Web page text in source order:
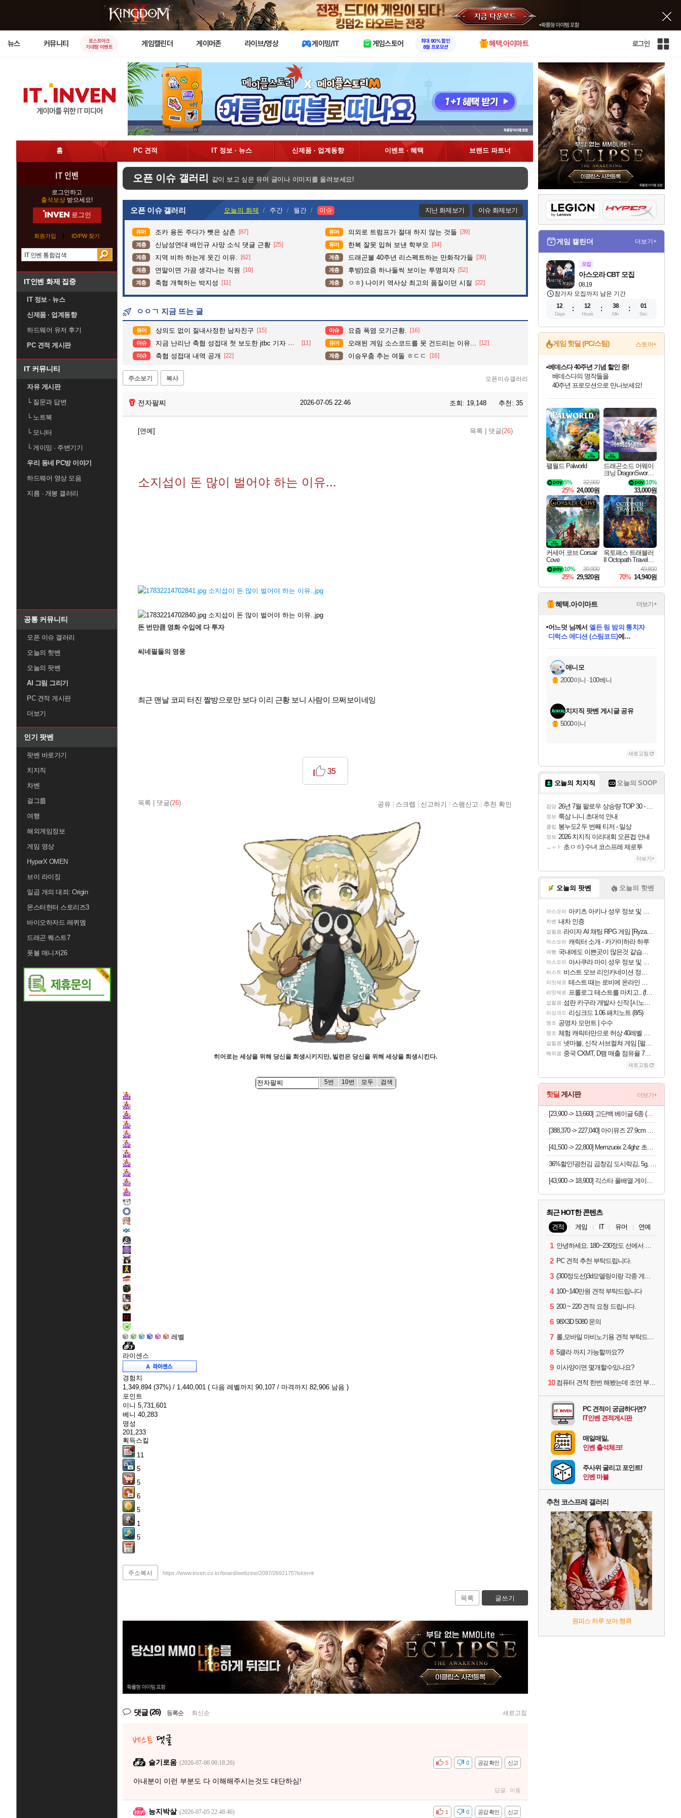
X
뉴스 커뮤니티
로스트아크
기대평 이벤트
게임캘린더 게이머존 라이브/영상 게이밍/IT 게임스토어
최대 90% 할인
8월 프로모션
혜택.아이마트 로그인
인
전
체
사
이
트
맵
홈 PC 견적 IT 정보 · 뉴스 신제품 · 업계동향 이벤트 · 혜택 브랜드 파트너
IT 인벤
로그인하고
출석보상 받으세요!
로그인
회원가입 ID/PW 찾기
IT인벤 화제 집중
IT 정보 · 뉴스
신제품 · 업계동향
하드웨어 유저 후기
PC 견적 게시판
IT 커뮤니티
자유 게시판
└질문과 답변
└노트북
└모니터
└게이밍 · 주변기기
우리 동네 PC방 이야기
하드웨어 영상 모음
지름 · 개봉 갤러리
공통 커뮤니티
오픈 이슈 갤러리
오늘의 핫벤
오늘의 팟벤
AI 그림 그리기
PC 견적 게시판
더보기
인기 팟벤
팟벤 바로가기
치지직
차벤
걸그룹
여행
해외게임정보
게임 영상
HyperX OMEN
브이 라이징
일곱 개의 대죄: Origin
몬스터헌터 스토리즈3
바이오하자드 레퀴엠
드래곤 퀘스트7
풋볼 매니저26
오픈 이슈 갤러리 같이 보고 싶은 유머 글이나 이미지를 올려보세요!
오픈 이슈 갤러리 오늘의 화제 주간 월간 이슈 지난 화제보기 이슈 화제보기
유머 조카 용돈 주다가 뺏은 삼촌 [87] 유머 의외로 트럼프가 절대 하지 않는 것들 [39]
계층 신남성연대 배인규 사망 소식 댓글 근황 [25] 유머 한복 잘못 입혀 보낸 학부모 [34]
계층 지역 비하 하는게 웃긴 이유. [62] 계층 드래곤볼 40주년 리스펙트하는 만화작가들 [39]
계층 연말이면 가끔 생각나는 직원 [10] 계층 후방)요즘 하나둘씩 보이는 투명의자 [52]
계층 축협 개혁하는 박지성 [11] 계층 ㅇㅎ) 나이키 역사상 최고의 품질이던 시절 [22]
ㅇㅇㄱ 지금 뜨는 글
유머 상의도 없이 질내사정한 남자친구 [15] 이슈 요즘 폭염 모기근황. [16]
이슈 지금 난리난 축협 성접대 첫 보도한 jtbc 기자 과거 보도내역.... [11] 유머 오래된 게임 소스코드를 못 건드리는 이유... [12]
이슈 축협 성접대 내역 공개 [22] 계층 이승우춤 추는 여돌 ㅎㄷㄷ [16]
주소보기 복사 오픈이슈갤러리
전자팔찌 2026-07-05 22:46 조회: 19,148 추천: 35
[연예] 목록 댓글(26)
소지섭이 돈 많이 벌어야 하는 이유...
돈 번만큼 영화 수입에 다 투자
씨네필들의 영웅
최근 맨날 코피 터진 짤방으로만 보다 이리 근황 보니 사람이 므쩌보이네잉
목록 댓글(26)
35
공유 스크랩 신고하기 스팸신고 추천 확인
히어로는 세상을 위해 당신을 희생시키지만, 빌런은 당신을 위해 세상을 희생시킨다.
5번 10번 모두 검색
레벨
라이센스
경험치
1,349,894 (37%) / 1,440,001 ( 다음 레벨까지 90,107 / 마격까지 82,906 남음 )
포인트
이니 5,731,601
베니 40,283
명성
201,233
획득스킬
11
5
5
6
5
1
5
주소복사 https://www.inven.co.kr/board/webzine/2097/2692175?iskin=it
목록 글쓰기
댓글(26) 등록순 최신순 새로고침
슬기로움 (2026-07-06 00:18:26) 신고
공감 확인
비공감 0
5
아내분이 이런 부분도 다 이해해주시는것도 대단하심!
답글 이동
능지박살 (2026-07-05 22:48:46) 신고
공감 확인
비공감 0
1
게임 캘린더 더보기+
모집
08.19
아스오라 CBT 모집
참가자 모집까지 남은 기간
12
Days
12
Hours
38
Min
00
Sec
게임 핫딜 (PC/스팀) 스토어+
최대 90% 할인가를 만나보세요!
네이버혜택과 함께 만나보세요!
50%할인&추가 적립까지!
이니&베니 혜택까지!
네이버 혜택가와 함께 예약하세요!
할인&네이버혜택으로 만나보세요!
네이버페이 혜택과 만나보세요!
베데스다 40주년 기념 할인 중!
베데스다의 명작들을
40주년 프로모션으로 만나보세요!
네이버 포인트 혜택까지!
할인가에 만나보세요!
일부 에디션 상시 할인!
혜택으로 예약 판매 중
편안하게 충전하세요
팰월드 Palworld
32,000
5%
25% 24,000원
드래곤소드 어웨이
크닝 DragonSword A
10%
33,000원
커세어 코브 Corsair
Cove
39,900
10%
25% 29,920원
옥토패스 트래블러
II Octopath Traveler I
49,800
70% 14,940원
혜택.아이마트 더보기+
당첨되셨습니다.
당첨되셨습니다.
어느덧 님께서엘든 링 밤의 통치자
디럭스 에디션 (스팀코드)에
당첨되셨습니다.
에디션 (스팀코드)
당첨되셨습니다.
당첨되셨습니다.
당첨되셨습니다.
당첨되셨습니다.
애니모
2000이니 · 100베니
치지직 팟벤 게시글 공유
5000이니
새로고침
오늘의 치지직 오늘의 SOOP
잡담 26년 7월 팔로우 상승량 TOP 30 - 월간 치지직
정보 룩삼 니니 초대석 안내
클립 봉누도2 두 번째 티저 - 일상
정보 2026 치지직 이리대회 오픈컵 안내
ㅗㅜㅑ 초ㅇㅎ) 수녀 코스프레 제로투
더보기+
오늘의 팟벤 오늘의 핫벤
아스오라 아키츠 아키나 성우 정보 및 주요 필모
차벤 내차 인증
섭컬겜 라이자 AI 채팅 RPG 게임 [RyzaChat: AI] 공개
아스오라 캐릭터 소개 - 카가미하라 하루
여행 국내에도 이쁜곳이 많은것 같습니다
아스오라 아사쿠라 마이 성우 정보 및 주요 필모
비스트 비스트 오브 리인카네이션 정보/공략글 모음
리밋제로 테스트 때는 로비에 온라인 기능이 있는데
리밋제로 프롤로그 테스트를 마치고.. (feat. 리아)
섭컬겜 섬란 카구라 개발사 신작 [시노비 넥서스] 연내 출시 예정
리싱크드 리싱크드 1.06 패치노트 (8/5)
명조 공명자 모먼트 | 수수
명조 체험 캐릭터만으로 허상 40레벨 하이와티아 5분 컷!｜에이메스·린네·모니에 명함
섭컬겜 넷마블, 신작 서브컬쳐 게임 [펄 인 블루] 티저 사이트 오픈
해외겜 중국 CXMT, D램 매출 점유율 7%…글로벌 4위로 부상
새로고침
핫딜 게시판 더보기+
[23,900 -> 13,660] 고단백 베이글 6종 (플레인+크렌배리호두+흑임자)
[388,370 -> 227,040] 아이뮤즈 27.9cm K11 태블릿
[41,500 -> 22,800] Memzuoix 2.4ghz 초경량 저소음 무선마우스
36%할인!광천김 곱창김 도시락김, 5g, 40개
[43,900 -> 18,900] 긱스타 풀배열 게이밍키보드 (재고7개)
최근 HOT한 콘텐츠
견적 게임 IT 유머 연예
1 안녕하세요. 180~230정도 선에서 잡고싶습니다.
2 PC 견적 추천 부탁드립니다.
3 (300정도선)3d모델링이랑 각종 게임을 하는데 견적부탁드립니다!300정도선
4 100~140만원 견적 부탁드립니다
5 200 ~ 220 견적 요청 드립니다.
6 98X3D 5080 문의
7 롤,모바일 마비노기용 견적 부탁드립니다(예산150으로 수정)
8 5클라 까지 가능할까요??
9 이사양이면 몇개할수있나요?
10 컴퓨터 견적 한번 해봤는데 조언 부탁드립니다
PC 견적이 궁금하다면?
IT인벤 견적게시판
매일매일,
인벤 출석체크!
주사위 굴리고 포인트!
인벤 마블
추천 코스프레 갤러리
원피스 하루 보아 행콕